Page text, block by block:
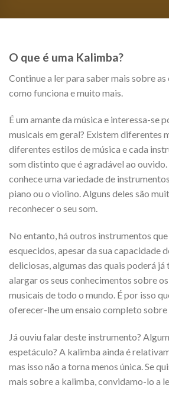
O que é uma Kalimba?
Continue a ler para saber mais sobre as
como funciona e muito mais.
É um amante da música e interessa-se
musicais em geral? Existem diferentes
diferentes estilos de música e cada
som distinto que é agradável ao
conhece uma variedade de
piano ou o violino. Alguns deles são
reconhecer o seu som.
No entanto, há outros instrumentos
esquecidos, apesar da sua capacidade
deliciosas, algumas das quais poderá já
alargar os seus conhecimentos sobre
musicais de todo o mundo. É por isso
oferecer-lhe um ensaio completo
Já ouviu falar deste instrumento?
espetáculo? A kalimba ainda é
mas isso não a torna menos única. Se
mais sobre a kalimba, convidamo-lo a